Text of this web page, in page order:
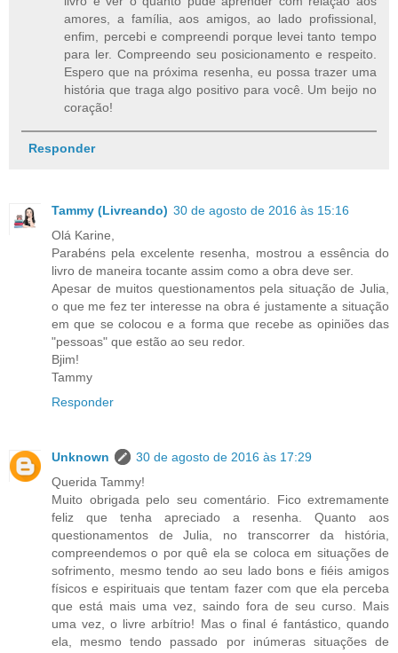
amores, a família, aos amigos, ao lado profissional,
enfim, percebi e compreendi porque levei tanto tempo
para ler. Compreendo seu posicionamento e respeito.
Espero que na próxima resenha, eu possa trazer uma
história que traga algo positivo para você. Um beijo no
coração!
Responder
Tammy (Livreando) 30 de agosto de 2016 às 15:16
Olá Karine,
Parabéns pela excelente resenha, mostrou a essência do
livro de maneira tocante assim como a obra deve ser.
Apesar de muitos questionamentos pela situação de Julia,
o que me fez ter interesse na obra é justamente a situação
em que se colocou e a forma que recebe as opiniões das
"pessoas" que estão ao seu redor.
Bjim!
Tammy
Responder
Unknown
30 de agosto de 2016 às 17:29
Querida Tammy!
Muito obrigada pelo seu comentário. Fico extremamente
feliz que tenha apreciado a resenha. Quanto aos
questionamentos de Julia, no transcorrer da história,
compreendemos o por quê ela se coloca em situações de
sofrimento, mesmo tendo ao seu lado bons e fiéis amigos
físicos e espirituais que tentam fazer com que ela perceba
que está mais uma vez, saindo fora de seu curso. Mais
uma vez, o livre arbítrio! Mas o final é fantástico, quando
ela, mesmo tendo passado por inúmeras situações de